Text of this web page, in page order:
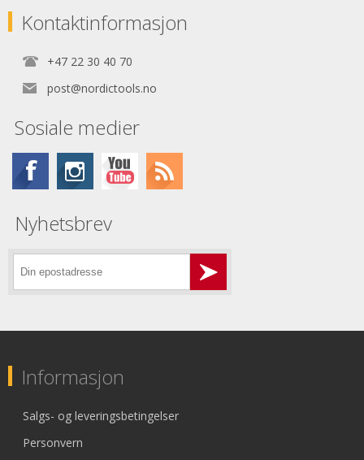
Kontaktinformasjon
+47 22 30 40 70
post@nordictools.no
Sosiale medier
Nyhetsbrev
Informasjon
Salgs- og leveringsbetingelser
Personvern